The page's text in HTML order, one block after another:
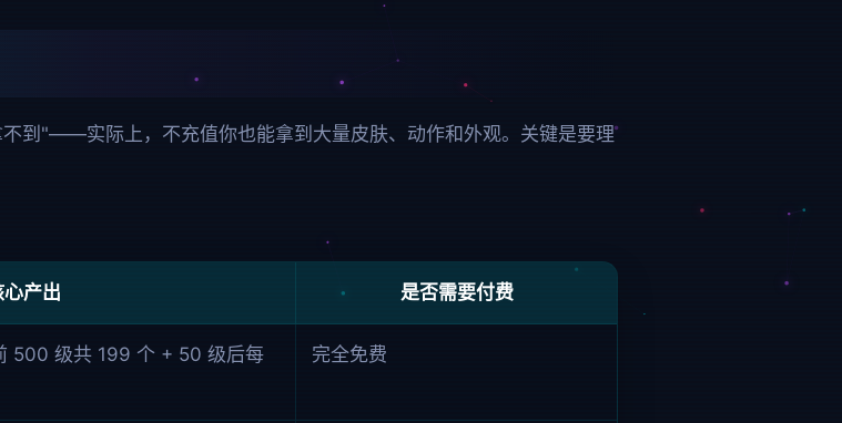
到"——实际上，不充值你也能拿到大量皮肤、动作和外观。关键是要理
心产出 是否需要付费
500 级共 199 个 + 50 级后每
完全免费